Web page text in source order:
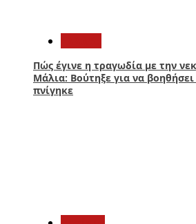
Πώς έγινε η τραγωδία με την
Μάλια: Βούτηξε για να
πνίγηκε